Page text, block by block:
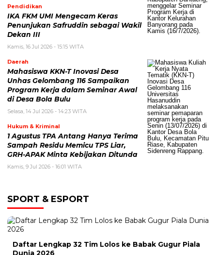
Pendidikan
IKA FKM UMI Mengecam Keras
Penunjukan Safruddin sebagai Wakil
Dekan III
Kamis, 16 Jul 2026 - 15:15 WITA
Daerah
Mahasiswa KKN-T Inovasi Desa
Unhas Gelombang 116 Sampaikan
Program Kerja dalam Seminar Awal
di Desa Bola Bulu
Selasa, 14 Jul 2026 - 14:23 WITA
Hukum & Kriminal
1 Agustus TPA Antang Hanya Terima
Sampah Residu Memicu TPS Liar,
GRH-APAK Minta Kebijakan Ditunda
Kamis, 9 Jul 2026 - 16:01 WITA
SPORT & ESPORT
Daftar Lengkap 32 Tim Lolos ke Babak Gugur Piala
Dunia 2026